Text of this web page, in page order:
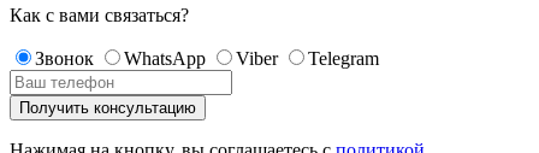
Как с вами связаться?
Звонок WhatsApp Viber Telegram